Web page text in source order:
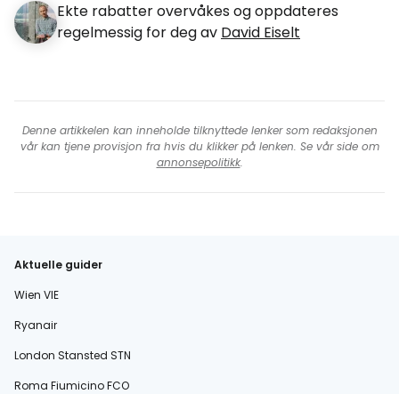
Ekte rabatter overvåkes og oppdateres
regelmessig for deg av David Eiselt
Denne artikkelen kan inneholde tilknyttede lenker som redaksjonen
vår kan tjene provisjon fra hvis du klikker på lenken. Se vår side om
annonsepolitikk.
Aktuelle guider
Wien VIE
Ryanair
London Stansted STN
Roma Fiumicino FCO